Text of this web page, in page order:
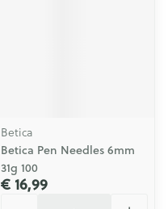
Betica
Betica Pen Needles 6mm
31g 100
€ 16,99